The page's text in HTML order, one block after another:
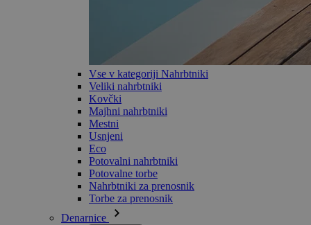
Vse v kategoriji Nahrbtniki
Veliki nahrbtniki
Kovčki
Majhni nahrbtniki
Mestni
Usnjeni
Eco
Potovalni nahrbtniki
Potovalne torbe
Nahrbtniki za prenosnik
Torbe za prenosnik
Denarnice